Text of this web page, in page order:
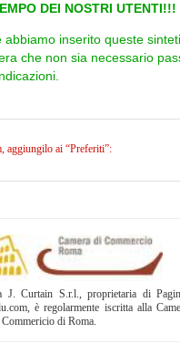
DEI NOSTRI UTENTI!!!
inserito queste
che non sia necessario
aggiungilo ai “Preferiti”:
J. Curtain S.r.l., proprietaria di
è regolarmente iscritta alla
di Roma.